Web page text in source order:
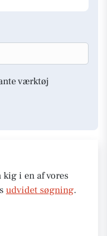
værktøj
kig i en af vores
udvidet søgning.